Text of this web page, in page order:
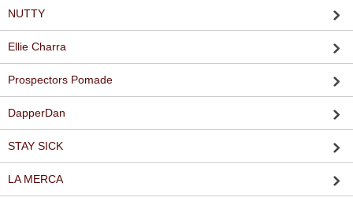
NUTTY
Ellie Charra
Prospectors Pomade
DapperDan
STAY SICK
LA MERCA